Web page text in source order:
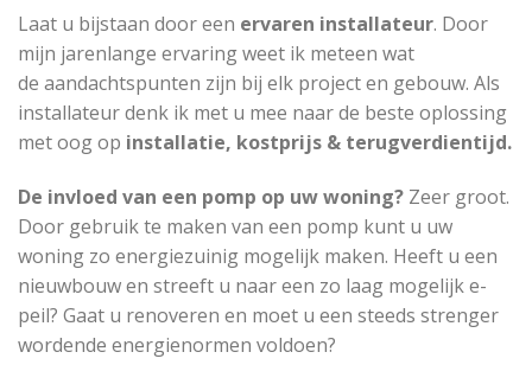
Laat u bijstaan door een ervaren installateur. Door
mijn jarenlange ervaring weet ik meteen wat
de aandachtspunten zijn bij elk project en gebouw. Als
installateur denk ik met u mee naar de beste oplossing
met oog op installatie, kostprijs & terugverdientijd.
De invloed van een pomp op uw woning? Zeer groot.
Door gebruik te maken van een pomp kunt u uw
woning zo energiezuinig mogelijk maken. Heeft u een
nieuwbouw en streeft u naar een zo laag mogelijk e-
peil? Gaat u renoveren en moet u een steeds strenger
wordende energienormen voldoen?